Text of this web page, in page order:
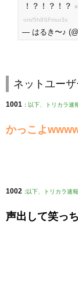
！？！？！？
om/5h8SFmur3s
— はるき〜♪
ネットユー
1001 : 以下、トリカラ速
かっこよ
1002 : 以下、トリカラ速
声出して笑っ